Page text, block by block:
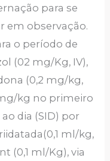
para se
em observação.
o período de
(02 mg/Kg, IV),
(0,2 mg/kg,
mg/kg no primeiro
dia (SID) por
ml/kg,
(0,1 ml/Kg), via